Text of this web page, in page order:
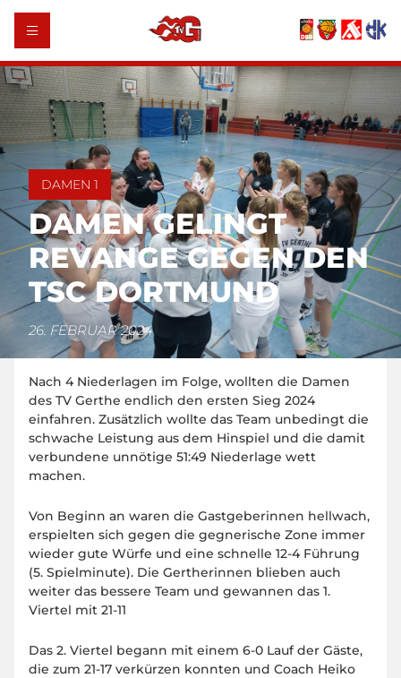
DAMEN 1
DAMEN GELINGT
REVANGE GEGEN DEN
TSC DORTMUND
26. FEBRUAR 2024
Nach 4 Niederlagen im Folge, wollten die Damen
des TV Gerthe endlich den ersten Sieg 2024
einfahren. Zusätzlich wollte das Team unbedingt die
schwache Leistung aus dem Hinspiel und die damit
verbundene unnötige 51:49 Niederlage wett
machen.
Von Beginn an waren die Gastgeberinnen hellwach,
erspielten sich gegen die gegnerische Zone immer
wieder gute Würfe und eine schnelle 12-4 Führung
(5. Spielminute). Die Gertherinnen blieben auch
weiter das bessere Team und gewannen das 1.
Viertel mit 21-11
Das 2. Viertel begann mit einem 6-0 Lauf der Gäste,
die zum 21-17 verkürzen konnten und Coach Heiko